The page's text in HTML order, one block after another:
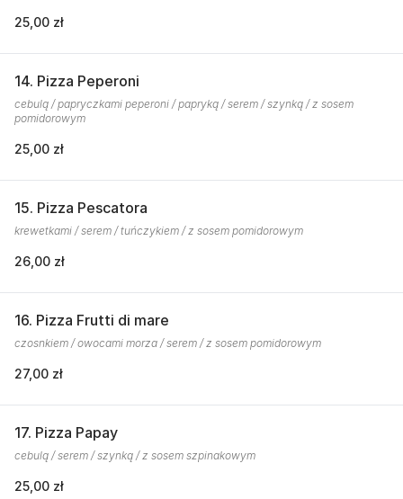
25,00 zł
14. Pizza Peperoni
cebulą / papryczkami peperoni / papryką / serem / szynką / z sosem
pomidorowym
25,00 zł
15. Pizza Pescatora
krewetkami / serem / tuńczykiem / z sosem pomidorowym
26,00 zł
16. Pizza Frutti di mare
czosnkiem / owocami morza / serem / z sosem pomidorowym
27,00 zł
17. Pizza Papay
cebulą / serem / szynką / z sosem szpinakowym
25,00 zł